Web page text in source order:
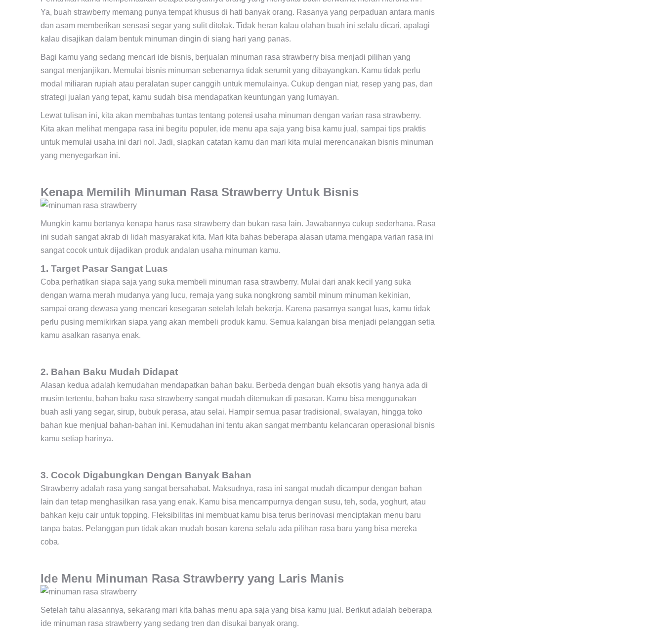
Ya, buah strawberry memang punya tempat khusus di hati banyak orang. Rasanya yang perpaduan antara manis
dan asam memberikan sensasi segar yang sulit ditolak. Tidak heran kalau olahan buah ini selalu dicari, apalagi
kalau disajikan dalam bentuk minuman dingin di siang hari yang panas.
Bagi kamu yang sedang mencari ide bisnis, berjualan minuman rasa strawberry bisa menjadi pilihan yang
sangat menjanjikan. Memulai bisnis minuman sebenarnya tidak serumit yang dibayangkan. Kamu tidak perlu
modal miliaran rupiah atau peralatan super canggih untuk memulainya. Cukup dengan niat, resep yang pas, dan
strategi jualan yang tepat, kamu sudah bisa mendapatkan keuntungan yang lumayan.
Lewat tulisan ini, kita akan membahas tuntas tentang potensi usaha minuman dengan varian rasa strawberry.
Kita akan melihat mengapa rasa ini begitu populer, ide menu apa saja yang bisa kamu jual, sampai tips praktis
untuk memulai usaha ini dari nol. Jadi, siapkan catatan kamu dan mari kita mulai merencanakan bisnis minuman
yang menyegarkan ini.
Kenapa Memilih Minuman Rasa Strawberry Untuk Bisnis
Mungkin kamu bertanya kenapa harus rasa strawberry dan bukan rasa lain. Jawabannya cukup sederhana. Rasa
ini sudah sangat akrab di lidah masyarakat kita. Mari kita bahas beberapa alasan utama mengapa varian rasa ini
sangat cocok untuk dijadikan produk andalan usaha minuman kamu.
1. Target Pasar Sangat Luas
Coba perhatikan siapa saja yang suka membeli minuman rasa strawberry. Mulai dari anak kecil yang suka
dengan warna merah mudanya yang lucu, remaja yang suka nongkrong sambil minum minuman kekinian,
sampai orang dewasa yang mencari kesegaran setelah lelah bekerja. Karena pasarnya sangat luas, kamu tidak
perlu pusing memikirkan siapa yang akan membeli produk kamu. Semua kalangan bisa menjadi pelanggan setia
kamu asalkan rasanya enak.
2. Bahan Baku Mudah Didapat
Alasan kedua adalah kemudahan mendapatkan bahan baku. Berbeda dengan buah eksotis yang hanya ada di
musim tertentu, bahan baku rasa strawberry sangat mudah ditemukan di pasaran. Kamu bisa menggunakan
buah asli yang segar, sirup, bubuk perasa, atau selai. Hampir semua pasar tradisional, swalayan, hingga toko
bahan kue menjual bahan-bahan ini. Kemudahan ini tentu akan sangat membantu kelancaran operasional bisnis
kamu setiap harinya.
3. Cocok Digabungkan Dengan Banyak Bahan
Strawberry adalah rasa yang sangat bersahabat. Maksudnya, rasa ini sangat mudah dicampur dengan bahan
lain dan tetap menghasilkan rasa yang enak. Kamu bisa mencampurnya dengan susu, teh, soda, yoghurt, atau
bahkan keju cair untuk topping. Fleksibilitas ini membuat kamu bisa terus berinovasi menciptakan menu baru
tanpa batas. Pelanggan pun tidak akan mudah bosan karena selalu ada pilihan rasa baru yang bisa mereka
coba.
Ide Menu Minuman Rasa Strawberry yang Laris Manis
Setelah tahu alasannya, sekarang mari kita bahas menu apa saja yang bisa kamu jual. Berikut adalah beberapa
ide minuman rasa strawberry yang sedang tren dan disukai banyak orang.